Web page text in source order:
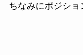
ちなみにポジショ